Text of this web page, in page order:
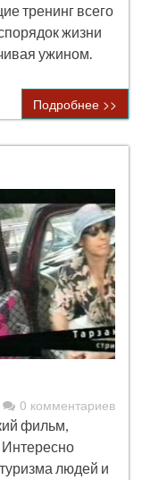
тренинг всего
жизни
ужином.
Подробнее >>
0 комментариев
фильм,
Интересно
людей и